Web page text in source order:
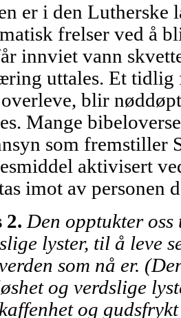
er i den Lutherske
frelser ved å
innviet vann
uttales. Et tidlig
blir
Mange
som fremstiller
aktivisert
imot av personen
2. Den opptukter
lyster, til å leve
som nå er.
og verdslige
og